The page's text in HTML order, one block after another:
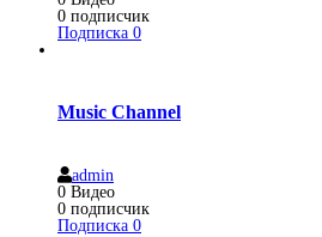
0 подписчик
Подписка 0
Music Channel
admin
0 Видео
0 подписчик
Подписка 0